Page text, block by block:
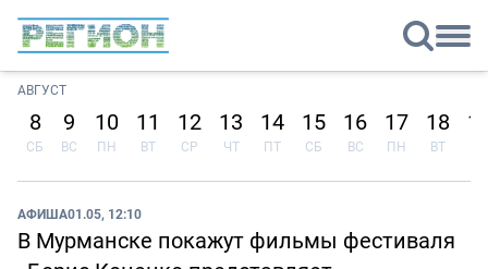
АВГУСТ
8
СБ
9
ВС
10
ПН
11
ВТ
12
СР
13
ЧТ
14
ПТ
15
СБ
16
ВС
17
ПН
18
ВТ
АФИША01.05, 12:10
В Мурманске покажут фильмы фестиваля